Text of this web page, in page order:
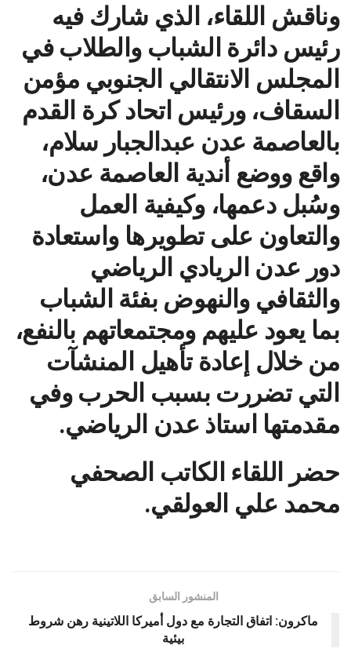
وناقش اللقاء، الذي شارك فيه
رئيس دائرة الشباب والطلاب في
المجلس الانتقالي الجنوبي مؤمن
السقاف، ورئيس اتحاد كرة القدم
بالعاصمة عدن عبدالجبار سلام،
واقع ووضع أندية العاصمة عدن،
وسُبل دعمها، وكيفية العمل
والتعاون على تطويرها واستعادة
دور عدن الريادي الرياضي
والثقافي والنهوض بفئة الشباب
بما يعود عليهم ومجتمعاتهم بالنفع،
من خلال إعادة تأهيل المنشآت
التي تضررت بسبب الحرب وفي
مقدمتها استاذ عدن الرياضي.
حضر اللقاء الكاتب الصحفي
محمد علي العولقي.
المنشور السابق
ماكرون: اتفاق التجارة مع دول أميركا اللاتينية رهن شروط
بيئية